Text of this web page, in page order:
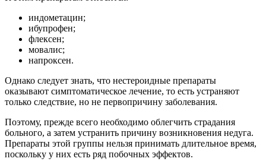
индометацин;
ибупрофен;
флексен;
мовалис;
напроксен.
Однако следует знать, что нестероидные препараты
оказывают симптоматическое лечение, то есть устраняют
только следствие, но не первопричину заболевания.
Поэтому, прежде всего необходимо облегчить страдания
больного, а затем устранить причину возникновения недуга.
Препараты этой группы нельзя принимать длительное время,
поскольку у них есть ряд побочных эффектов.